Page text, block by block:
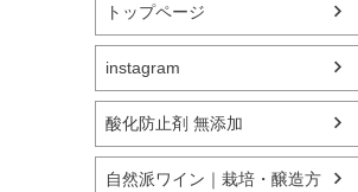
トップページ
instagram
酸化防止剤 無添加
自然派ワイン｜栽培・醸造方